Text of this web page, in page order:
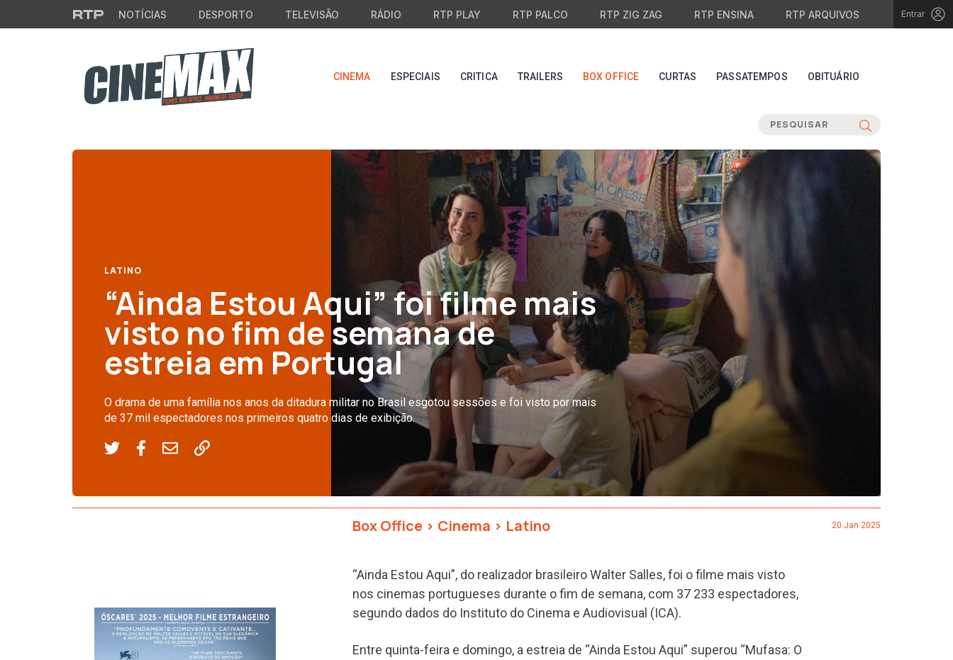
Saltar para o conteúdo principal
NOTÍCIAS DESPORTO TELEVISÃO RÁDIO RTP PLAY RTP PALCO RTP ZIG ZAG RTP ENSINA RTP ARQUIVOS Entrar
CINEMA ESPECIAIS CRITICA TRAILERS BOX OFFICE CURTAS PASSATEMPOS OBITUÁRIO
LATINO
“Ainda Estou Aqui” foi filme mais
visto no fim de semana de
estreia em Portugal
O drama de uma família nos anos da ditadura militar no Brasil esgotou sessões e foi visto por mais
de 37 mil espectadores nos primeiros quatro dias de exibição.
Box Office > Cinema > Latino 20 Jan 2025
“Ainda Estou Aqui”, do realizador brasileiro Walter Salles, foi o filme mais visto
nos cinemas portugueses durante o fim de semana, com 37 233 espectadores,
segundo dados do Instituto do Cinema e Audiovisual (ICA).
Entre quinta-feira e domingo, a estreia de “Ainda Estou Aqui” superou “Mufasa: O